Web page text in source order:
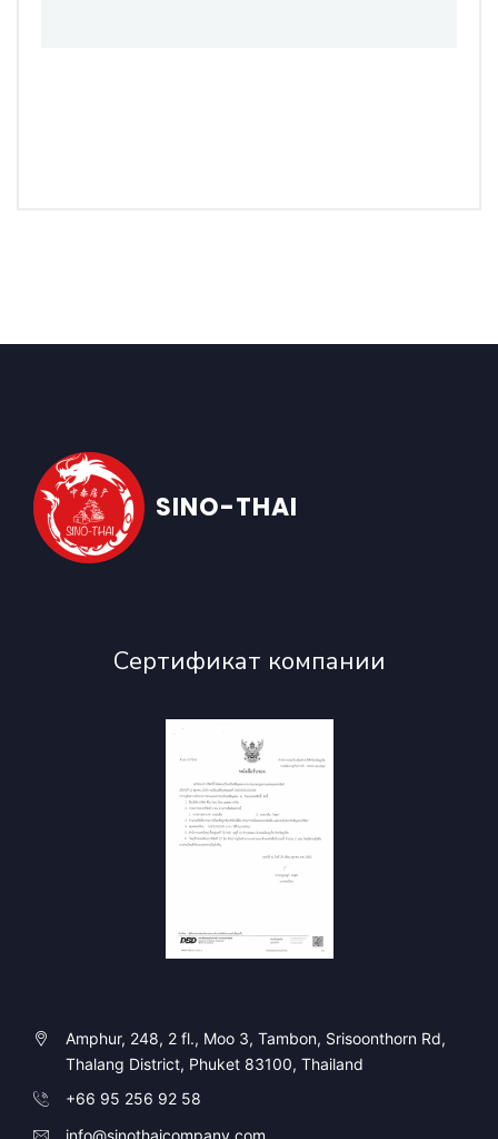
SINO-THAI
Сертификат компании
Amphur, 248, 2 fl., Moo 3, Tambon, Srisoonthorn Rd,
Thalang District, Phuket 83100, Thailand
+66 95 256 92 58